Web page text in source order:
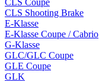
CLS Coupe
CLS Shooting Brake
E-Klasse
E-Klasse Coupe / Cabrio
G-Klasse
GLC/GLC Coupe
GLE Coupe
GLK